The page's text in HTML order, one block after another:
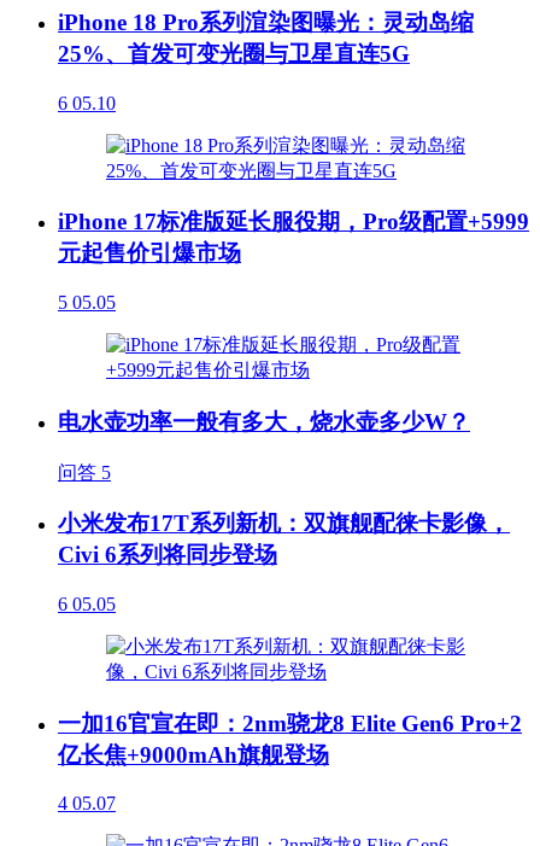
iPhone 18 Pro系列渲染图曝光：灵动岛缩
25%、首发可变光圈与卫星直连5G
6 05.10
iPhone 17标准版延长服役期，Pro级配置+5999
元起售价引爆市场
5 05.05
电水壶功率一般有多大，烧水壶多少W？
问答 5
小米发布17T系列新机：双旗舰配徕卡影像，
Civi 6系列将同步登场
6 05.05
一加16官宣在即：2nm骁龙8 Elite Gen6 Pro+2
亿长焦+9000mAh旗舰登场
4 05.07